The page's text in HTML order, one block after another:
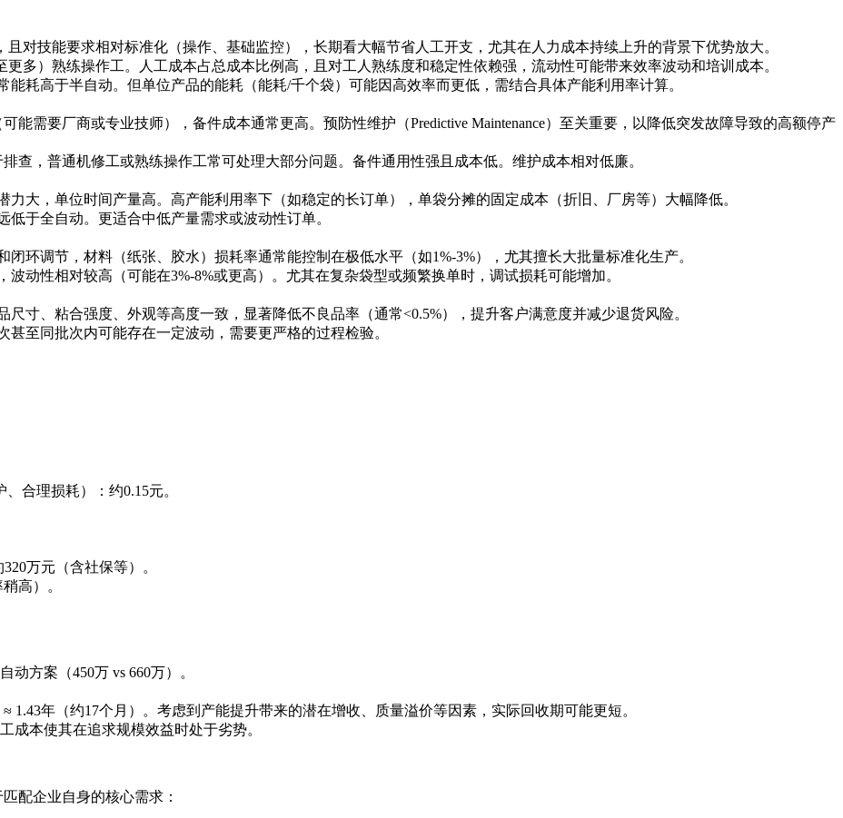
且对技能要求相对标准化（操作、基础监控），长期看大幅节省人工开支，尤其在人力成本持续上升的背景下优势放大。
更多）熟练操作工。人工成本占总成本比例高，且对工人熟练度和稳定性依赖强，流动性可能带来效率波动和培训成本。
耗高于半自动。但单位产品的能耗（能耗/千个袋）可能因高效率而更低，需结合具体产能利用率计算。
能需要厂商或专业技师），备件成本通常更高。预防性维护（Predictive Maintenance）至关重要，以降低突发故障导致的高额停产
查，普通机修工或熟练操作工常可处理大部分问题。备件通用性强且成本低。维护成本相对低廉。
力大，单位时间产量高。高产能利用率下（如稳定的长订单），单袋分摊的固定成本（折旧、厂房等）大幅降低。
于全自动。更适合中低产量需求或波动性订单。
环调节，材料（纸张、胶水）损耗率通常能控制在极低水平（如1%-3%），尤其擅长大批量标准化生产。
动性相对较高（可能在3%-8%或更高）。尤其在复杂袋型或频繁换单时，调试损耗可能增加。
寸、粘合强度、外观等高度一致，显著降低不良品率（通常<0.5%），提升客户满意度并减少退货风险。
甚至同批次内可能存在一定波动，需要更严格的过程检验。
合理损耗）：约0.15元。
万元（含社保等）。
高）。
方案（450万 vs 660万）。
≈ 1.43年（约17个月）。考虑到产能提升带来的潜在增收、质量溢价等因素，实际回收期可能更短。
成本使其在追求规模效益时处于劣势。
配企业自身的核心需求：